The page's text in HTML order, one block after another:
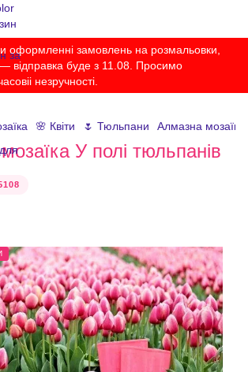
оформленні замовлень на розмальовки,
відправка буде з 11.08. Просимо
незручності.
🌸 Квіти 🌷 Тюльпани Алмазна мозаїка
У полі тюльпанів